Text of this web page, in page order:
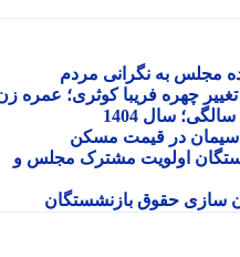
به نگرانی مردم
چهره فریبا کوثری؛ عمره زن
در قیمت مسکن
اولویت مشترک مجلس و
حقوق بازنشستگان